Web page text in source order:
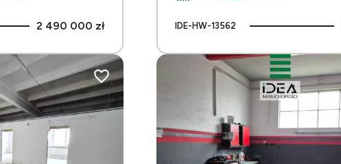
2 490 000 zł IDE-HW-13562
Dodaj do ulubionych